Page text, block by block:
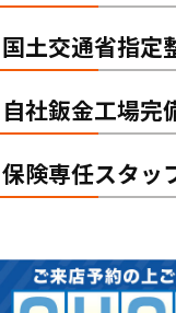
国土交通省指定
自社鈑金工場完
保険専任スタッ